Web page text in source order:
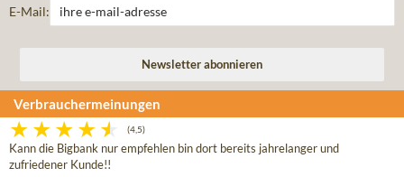
E-Mail:
Verbrauchermeinungen
(4,5)
Kann die Bigbank nur empfehlen bin dort bereits jahrelanger und
zufriedener Kunde!!